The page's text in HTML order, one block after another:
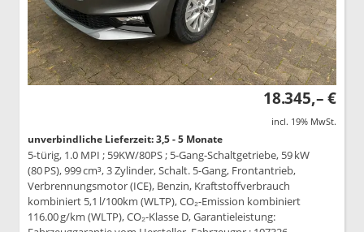
18.345,– €
incl. 19% MwSt.
unverbindliche Lieferzeit: 3,5 - 5 Monate
5-türig, 1.0 MPI ; 59KW/80PS ; 5-Gang-Schaltgetriebe, 59 kW
(80 PS), 999 cm³, 3 Zylinder, Schalt. 5-Gang, Frontantrieb,
Verbrennungsmotor (ICE), Benzin, Kraftstoffverbrauch
kombiniert 5,1 l/100km (WLTP), CO₂-Emission kombiniert
116.00 g/km (WLTP), CO₂-Klasse D, Garantieleistung: